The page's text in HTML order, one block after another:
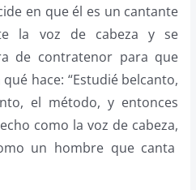
en que él es un cantante
la voz de cabeza y se
de contratenor para que
hace: “Estudié belcanto,
el método, y entonces
como la voz de cabeza,
un hombre que canta